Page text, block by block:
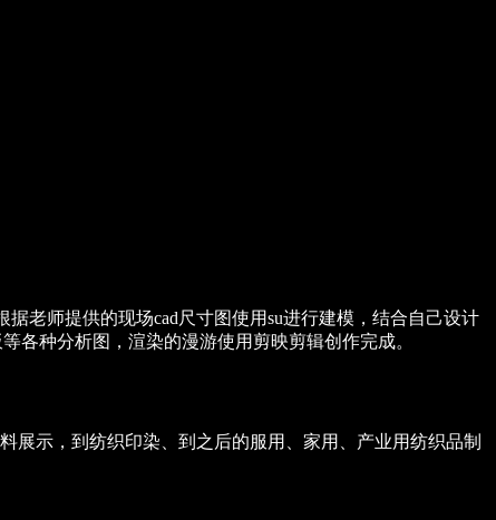
老师提供的现场cad尺寸图使用su进行建模，结合自己设计
各种分析图，渲染的漫游使用剪映剪辑创作完成。
展示，到纺织印染、到之后的服用、家用、产业用纺织品制